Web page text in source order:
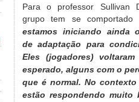
Para o professor Sullivan
grupo tem se comportado
estamos iniciando ainda
de adaptação para
Eles (jogadores)
esperado, alguns com o
que é normal. No
estão respondendo muito